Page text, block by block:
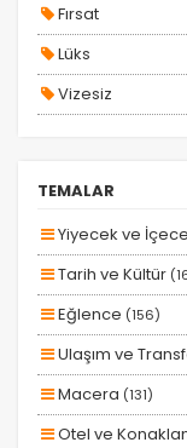
Fırsat
Lüks
Vizesiz
Planlanan
Otobüs Ile
Uçak Ile
Ekstralar Dahil
TEMALAR
Yiyecek ve
Tarih ve Kültür
Eğlence (156)
Ulaşım ve
Macera (131)
Otel ve